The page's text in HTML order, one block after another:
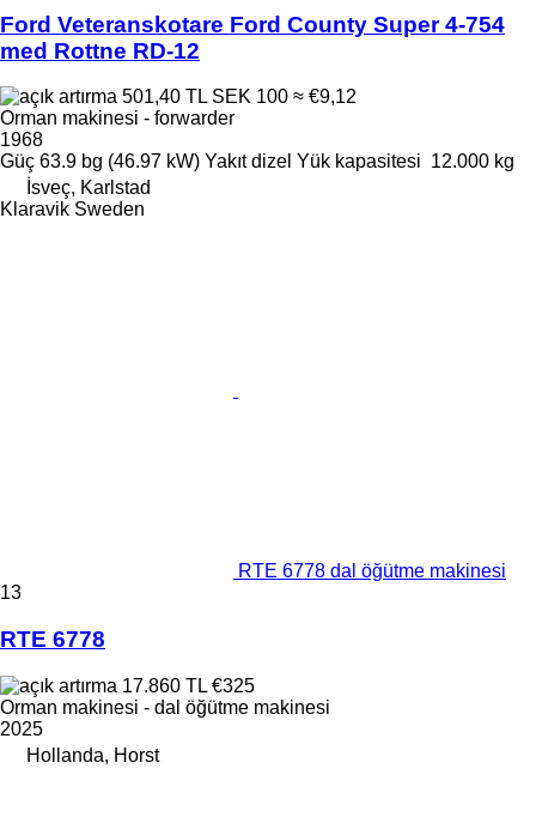
Ford Veteranskotare Ford County Super 4-754
med Rottne RD-12
501,40 TL SEK 100 ≈ €9,12
Orman makinesi - forwarder
1968
Güç 63.9 bg (46.97 kW) Yakıt dizel Yük kapasitesi 12.000 kg
İsveç, Karlstad
Klaravik Sweden
RTE 6778 dal öğütme makinesi
13
RTE 6778
17.860 TL €325
Orman makinesi - dal öğütme makinesi
2025
Hollanda, Horst